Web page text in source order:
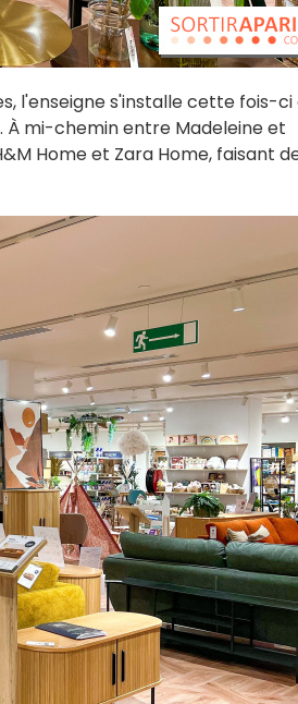
l'enseigne s'installe cette fois-ci
À mi-chemin entre Madeleine et
Home et Zara Home, faisant